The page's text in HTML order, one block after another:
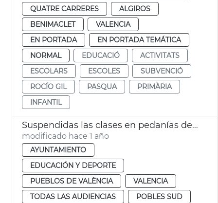
QUATRE CARRERES
ALGIROS
BENIMACLET
VALENCIA
EN PORTADA
EN PORTADA TEMÁTICA
NORMAL
EDUCACIÓ
ACTIVITATS
ESCOLARS
ESCOLES
SUBVENCIÓ
ROCÍO GIL
PASQUA
PRIMÀRIA
INFANTIL
Suspendidas las clases en pedanías del Sur de València por lluvias
modificado hace 1 año
AYUNTAMIENTO
EDUCACIÓN Y DEPORTE
PUEBLOS DE VALÈNCIA
VALENCIA
TODAS LAS AUDIENCIAS
POBLES SUD